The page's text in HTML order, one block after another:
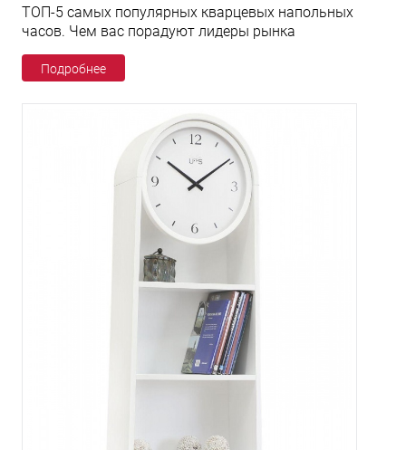
ТОП-5 самых популярных кварцевых напольных
часов. Чем вас порадуют лидеры рынка
Подробнее